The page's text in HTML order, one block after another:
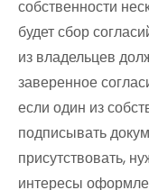
собственности
будет сбор
из владельцев
заверенное
если один из
подписывать
присутствовать,
интересы